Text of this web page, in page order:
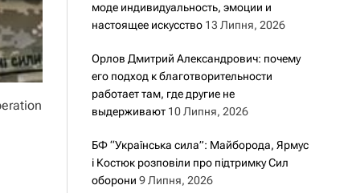
моде индивидуальность, эмоции и
настоящее искусство 13 Липня, 2026
Орлов Дмитрий Александрович: почему
его подход к благотворительности
работает там, где другие не
выдерживают 10 Липня, 2026
БФ “Українська сила”: Майборода, Ярмус
і Костюк розповіли про підтримку Сил
оборони 9 Липня, 2026